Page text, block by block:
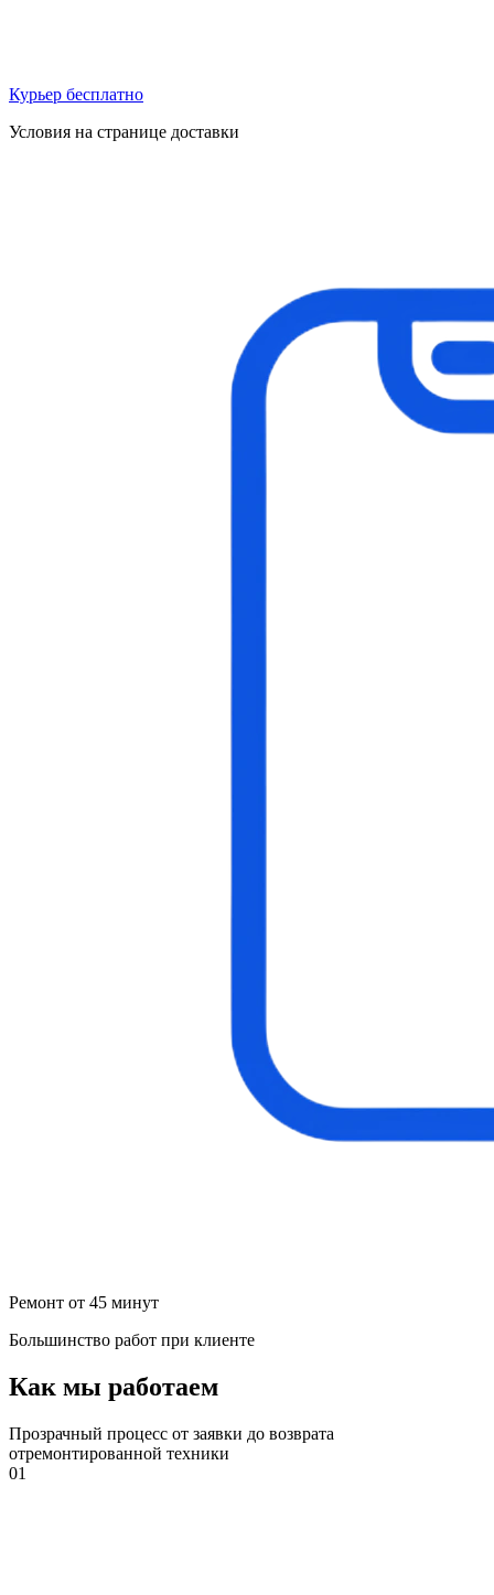
Курьер бесплатно
Условия на странице доставки
Ремонт от 45 минут
Большинство работ при клиенте
Как мы работаем
Прозрачный процесс от заявки до возврата
отремонтированной техники
01